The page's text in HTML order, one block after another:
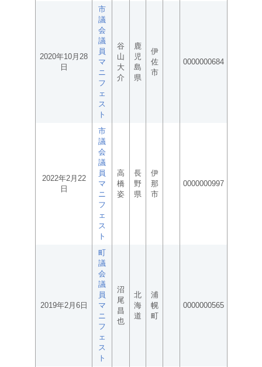
2020年10月28
日
市
議
会
議
員
マ
ニ
フ
ェ
ス
ト
谷
山
大
介
鹿
児
島
県
伊
佐
市
0000000684
2022年2月22
日
市
議
会
議
員
マ
ニ
フ
ェ
ス
ト
高
橋
姿
長
野
県
伊
那
市
0000000997
2019年2月6日
町
議
会
議
員
マ
ニ
フ
ェ
ス
ト
沼
尾
昌
也
北
海
道
浦
幌
町
0000000565